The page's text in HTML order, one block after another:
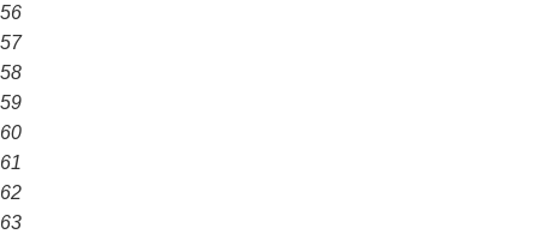
56
57
58
59
60
61
62
63